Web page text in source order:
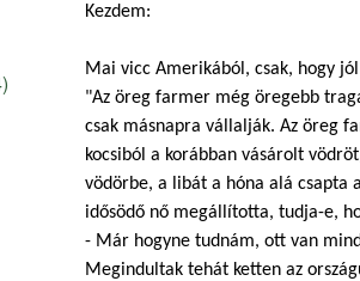
Kezdem:
Mai vicc Amerikából, csak, hogy
"Az öreg farmer még öregebb
csak másnapra vállalják. Az öreg
kocsiból a korábban vásárolt
vödörbe, a libát a hóna alá csapta
idősödő nő megállította, tudja-e,
- Már hogyne tudnám, ott van
Megindultak tehát ketten az